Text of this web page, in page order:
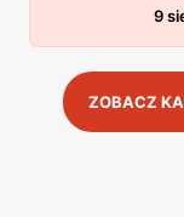
9
ZOBACZ